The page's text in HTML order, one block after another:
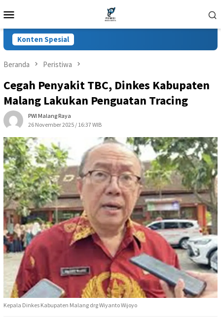
ke
Mobile
Konten Spesial
Beranda Peristiwa
Cegah Penyakit TBC, Dinkes Kabupaten
Malang Lakukan Penguatan Tracing
PWI Malang Raya
26 November 2025 / 16:37 WIB
Kepala Dinkes Kabupaten Malang drg Wiyanto Wijoyo